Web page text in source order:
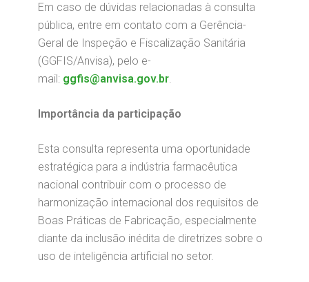
Em caso de dúvidas relacionadas à consulta
pública, entre em contato com a Gerência-
Geral de Inspeção e Fiscalização Sanitária
(GGFIS/Anvisa), pelo e-
mail: ggfis@anvisa.gov.br.
Importância da participação
Esta consulta representa uma oportunidade
estratégica para a indústria farmacêutica
nacional contribuir com o processo de
harmonização internacional dos requisitos de
Boas Práticas de Fabricação, especialmente
diante da inclusão inédita de diretrizes sobre o
uso de inteligência artificial no setor.